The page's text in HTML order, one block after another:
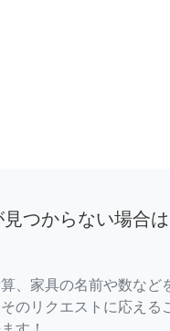
つからない場合
、家具の名前や数など
のリクエストに応える